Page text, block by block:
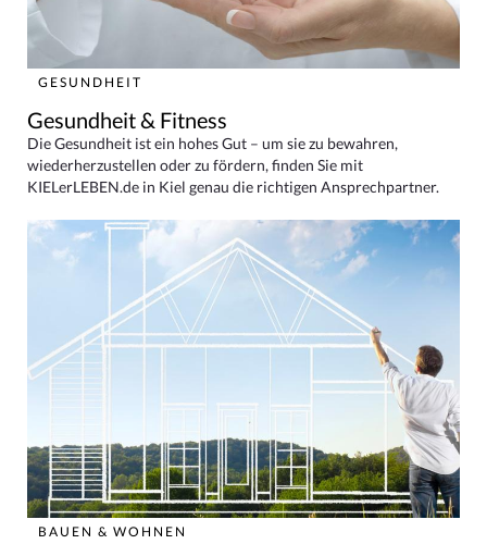
GESUNDHEIT
Gesundheit & Fitness
Die Gesundheit ist ein hohes Gut – um sie zu bewahren,
wiederherzustellen oder zu fördern, finden Sie mit
KIELerLEBEN.de in Kiel genau die richtigen Ansprechpartner.
BAUEN & WOHNEN